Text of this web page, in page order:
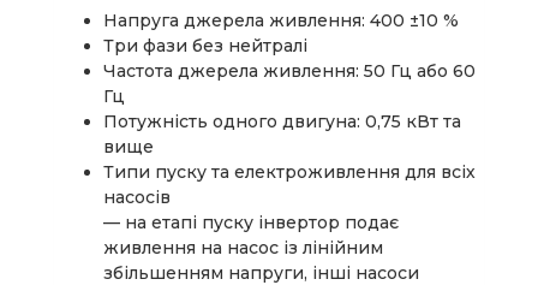
Напруга джерела живлення: 400 ±10 %
Три фази без нейтралі
Частота джерела живлення: 50 Гц або 60
Гц
Потужність одного двигуна: 0,75 кВт та
вище
Типи пуску та електроживлення для всіх
насосів
— на етапі пуску інвертор подає
живлення на насос із лінійним
збільшенням напруги, інші насоси